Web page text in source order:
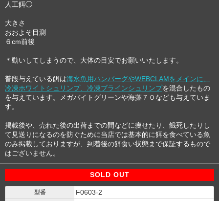
人工餌◯
大きさ
おおよそ目測
６cm前後
＊動いしてしまうので、大体の目安でお願いいたします。
普段与えている餌は海水魚用ハンバーグやWEBCLAMをメインに、
冷凍ホワイトシュリンプ、冷凍ブラインシュリンプを混合したもの
を与えています。メガバイトグリーンや海藻７０なども与えていま
す。
掲載後や、売れた後の出荷までの間などに痩せたり、餓死したりし
て見送りになるのを防ぐために当店では基本的に餌を食べている魚
のみ掲載しておりますが、到着後の餌食い状態まで保証するもので
はございません。
SOLD OUT
型番 F0603-2